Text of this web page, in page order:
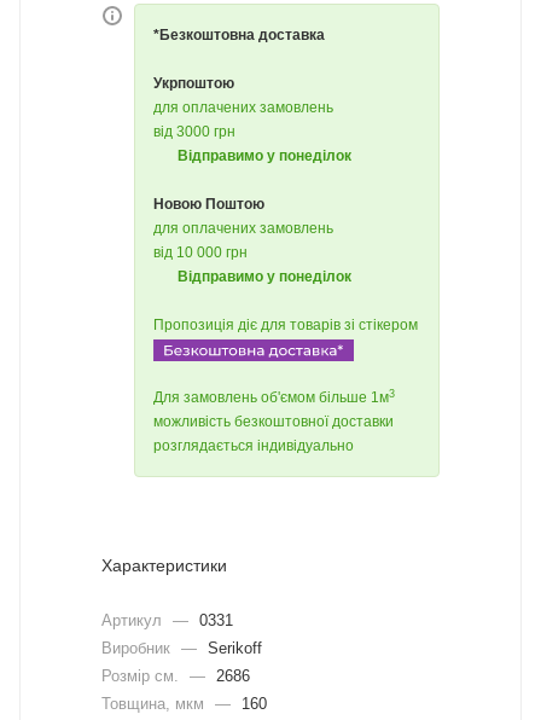
*Безкоштовна доставка
Укрпоштою
для оплачених замовлень
від 3000 грн
Відправимо у понеділок
Новою Поштою
для оплачених замовлень
від 10 000 грн
Відправимо у понеділок
Пропозиція діє для товарів зі стікером
Для замовлень об'ємом більше 1м3
можливість безкоштовної доставки
розглядається індивідуально
Характеристики
Артикул — 0331
Виробник — Serikoff
Розмір см.
—
2686
Товщина, мкм
—
160